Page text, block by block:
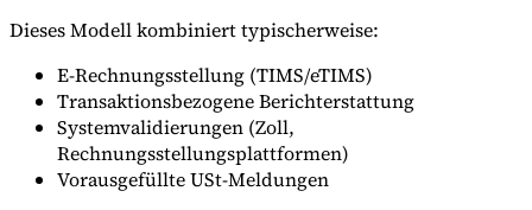
Dieses Modell kombiniert typischerweise:
E-Rechnungsstellung (TIMS/eTIMS)
Transaktionsbezogene Berichterstattung
Systemvalidierungen (Zoll,
Rechnungsstellungsplattformen)
Vorausgefüllte USt-Meldungen